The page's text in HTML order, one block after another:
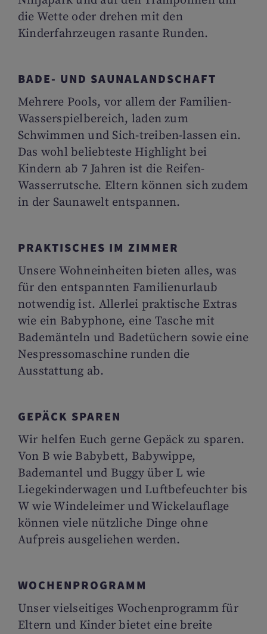
die Wette oder drehen mit den
Kinderfahrzeugen rasante Runden.
BADE- UND SAUNALANDSCHAFT
Mehrere Pools, vor allem der Familien-
Wasserspielbereich, laden zum
Schwimmen und Sich-treiben-lassen ein.
Das wohl beliebteste Highlight bei
Kindern ab 7 Jahren ist die Reifen-
Wasserrutsche. Eltern können sich zudem
in der Saunawelt entspannen.
PRAKTISCHES IM ZIMMER
Unsere Wohneinheiten bieten alles, was
für den entspannten Familienurlaub
notwendig ist. Allerlei praktische Extras
wie ein Babyphone, eine Tasche mit
Bademänteln und Badetüchern sowie eine
Nespressomaschine runden die
Ausstattung ab.
GEPÄCK SPAREN
Wir helfen Euch gerne Gepäck zu sparen.
Von B wie Babybett, Babywippe,
Bademantel und Buggy über L wie
Liegekinderwagen und Luftbefeuchter bis
W wie Windeleimer und Wickelauflage
können viele nützliche Dinge ohne
Aufpreis ausgeliehen werden.
WOCHENPROGRAMM
Unser vielseitiges Wochenprogramm für
Eltern und Kinder bietet eine breite